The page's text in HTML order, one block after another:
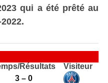
qui a été prêté au
Résultats
Visiteur
3 – 0